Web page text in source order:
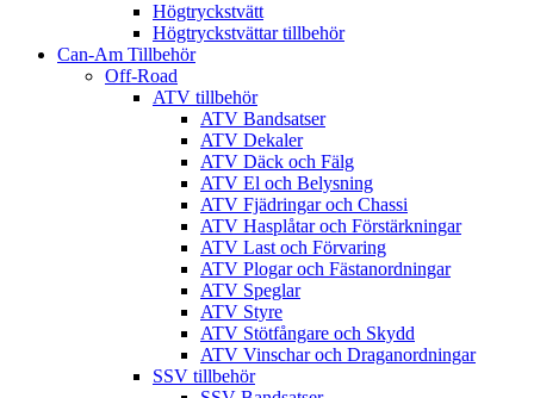
Högtryckstvätt
Högtryckstvättar tillbehör
Can-Am Tillbehör
Off-Road
ATV tillbehör
ATV Bandsatser
ATV Dekaler
ATV Däck och Fälg
ATV El och Belysning
ATV Fjädringar och Chassi
ATV Hasplåtar och Förstärkningar
ATV Last och Förvaring
ATV Plogar och Fästanordningar
ATV Speglar
ATV Styre
ATV Stötfångare och Skydd
ATV Vinschar och Draganordningar
SSV tillbehör